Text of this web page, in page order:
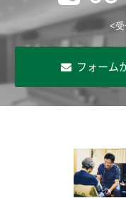
<受
フォーム